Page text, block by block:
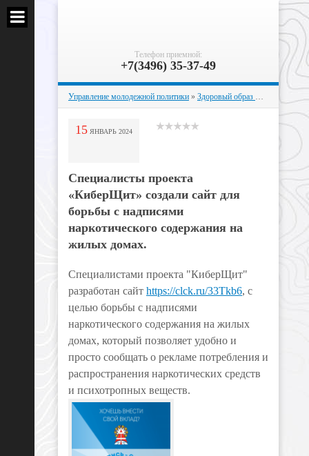
Телефон приемной:
+7(3496) 35-37-49
Управление молодежной политики » Здоровый образ жизни
15 ЯНВАРЬ 2024
Специалисты проекта
«КиберЩит» создали сайт для
борьбы с надписями
наркотического содержания на
жилых домах.
Специалистами проекта "КиберЩит"
разработан сайт https://clck.ru/33Tkb6, с
целью борьбы с надписями
наркотического содержания на жилых
домах, который позволяет удобно и
просто сообщать о рекламе потребления и
распространения наркотических средств
и психотропных веществ.